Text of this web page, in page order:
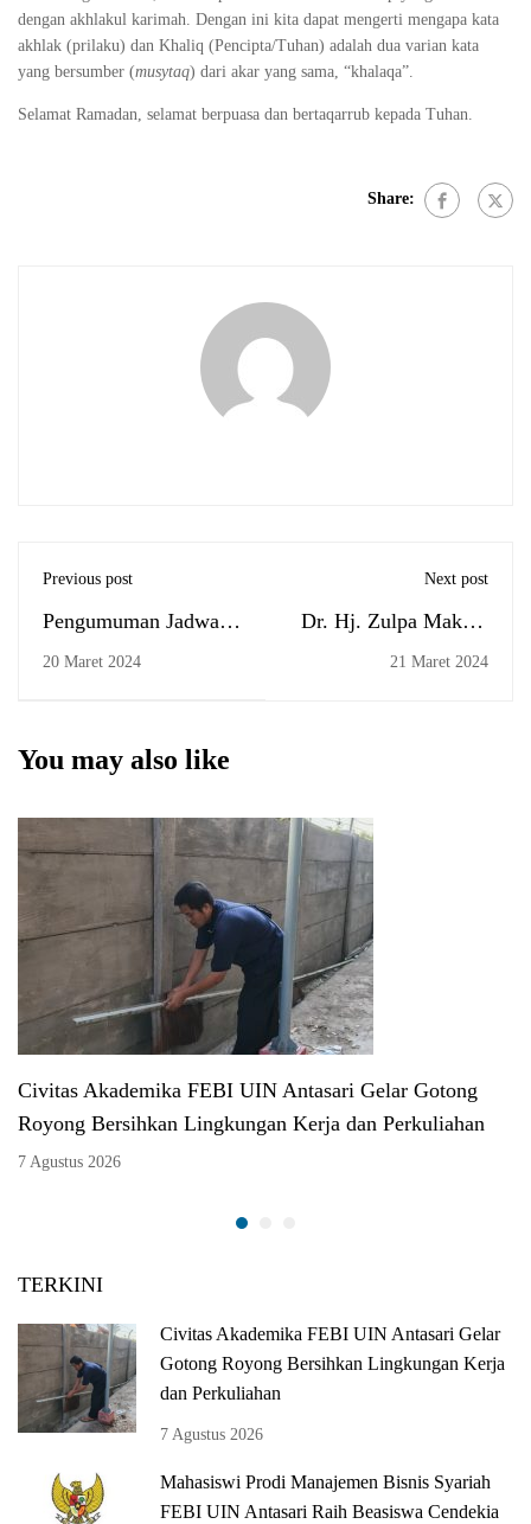
dengan akhlakul karimah. Dengan ini kita dapat mengerti mengapa kata
akhlak (prilaku) dan Khaliq (Pencipta/Tuhan) adalah dua varian kata
yang bersumber (musytaq) dari akar yang sama, “khalaqa”.
Selamat Ramadan, selamat berpuasa dan bertaqarrub kepada Tuhan.
Share:
Previous post
Pengumuman Jadwal
Ujian Komprehensif,
20 Maret 2024
Next post
Dr. Hj. Zulpa Makiah
narasumber Talkshow
21 Maret 2024
You may also like
Civitas Akademika FEBI UIN Antasari Gelar Gotong
Royong Bersihkan Lingkungan Kerja dan Perkuliahan
7 Agustus 2026
TERKINI
Civitas Akademika FEBI UIN Antasari Gelar
Gotong Royong Bersihkan Lingkungan Kerja
dan Perkuliahan
7 Agustus 2026
Mahasiswi Prodi Manajemen Bisnis Syariah
FEBI UIN Antasari Raih Beasiswa Cendekia